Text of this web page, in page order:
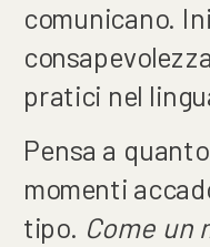
comunicano.
pratici nel
Pensa a
momenti
tipo. Come un